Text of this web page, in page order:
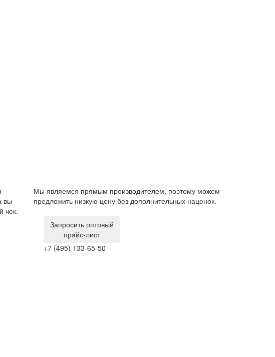
поэтому можем
дополнительных наценок.
Гарантия на мебель составляет 1 год. Изделия с
производственным браком мы забираем и
Запросить оптовый
прайс-лист
+7 (495) 133-65-50